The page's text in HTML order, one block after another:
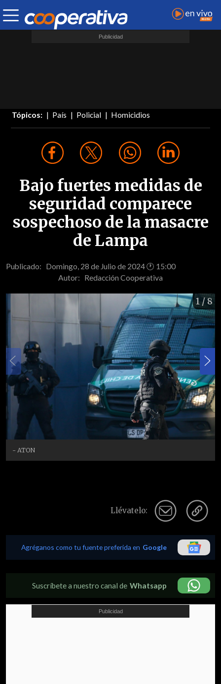
Tópicos: País Policial Homicidios
Bajo fuertes medidas de
seguridad comparece
sospechoso de la masacre
de Lampa
Publicado: Domingo, 28 de Julio de 2024 🕐 15:00
Autor: Redacción Cooperativa
1 / 8
- ATON
Llévatelo:
Agréganos como tu fuente preferida en Google
Suscríbete a nuestro canal de Whatsapp